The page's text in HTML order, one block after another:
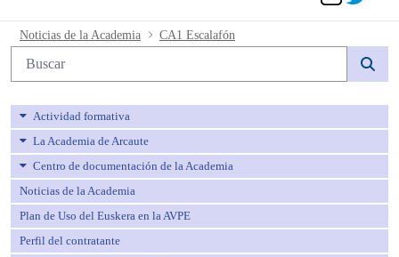
CA1 Escalafón - avpe
Noticias de la Academia CA1 Escalafón
Búsqueda web
Actividad formativa
La Academia de Arcaute
Centro de documentación de la Academia
Noticias de la Academia
Plan de Uso del Euskera en la AVPE
Perfil del contratante